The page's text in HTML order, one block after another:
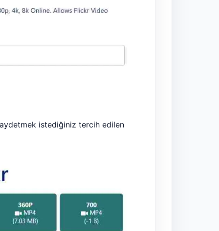
istediğiniz tercih edilen